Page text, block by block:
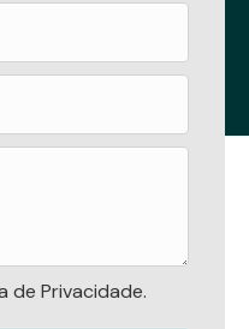
de Privacidade.